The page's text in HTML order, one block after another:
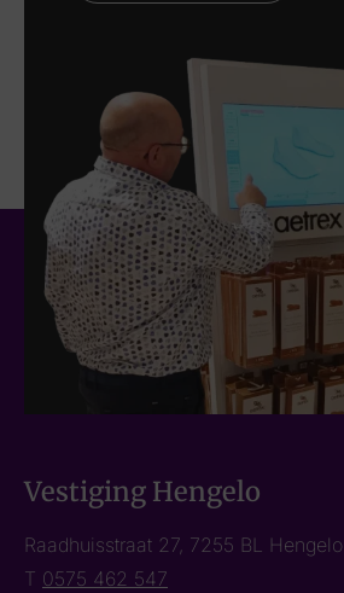
Vestiging Hengelo
Raadhuisstraat 27, 7255 BL Hengelo
T 0575 462 547